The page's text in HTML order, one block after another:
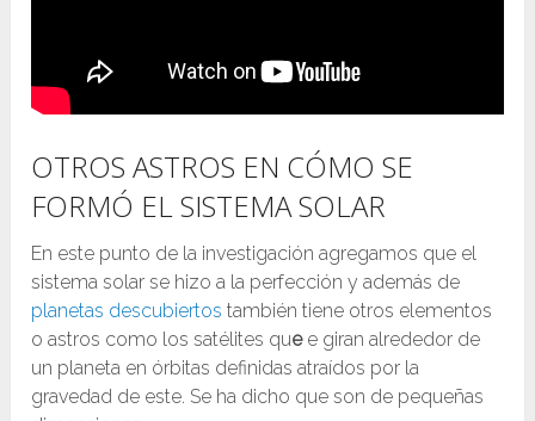
OTROS ASTROS EN CÓMO SE
FORMÓ EL SISTEMA SOLAR
En este punto de la investigación agregamos que el
sistema solar se hizo a la perfección y además de
planetas descubiertos también tiene otros elementos
o astros como los satélites que e giran alrededor de
un planeta en órbitas definidas atraídos por la
gravedad de este. Se ha dicho que son de pequeñas